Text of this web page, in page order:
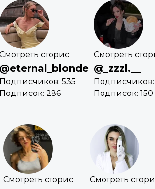
Смотреть сторис
@eternal_blonde
Подписчиков: 535
Подписок: 286
Смотреть
@_zzzl.__
Подписчиков:
Подписок: 150
Смотреть сторис Смотреть